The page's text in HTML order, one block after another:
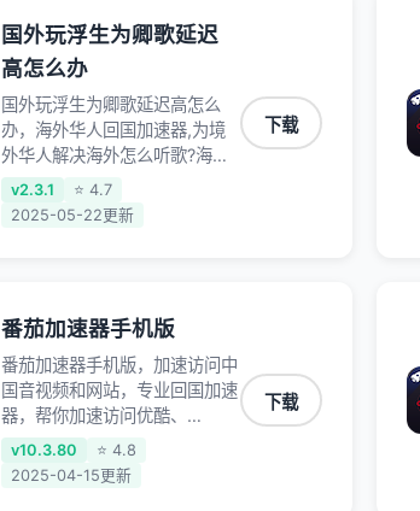
国外玩浮生为卿歌延迟
高怎么办
国外玩浮生为卿歌延迟高怎么
办，海外华人回国加速器,为境
外华人解决海外怎么听歌?海外
怎么看剧?海外怎么玩游戏不卡
等境外难题,全球回国稳定国内
v2.3.1
⭐ 4.7
2025-05-22更新
下载
番茄加速器手机版
番茄加速器手机版，加速访问中
国音视频和网站，专业回国加速
器，帮你加速访问优酷、
bilibili、腾讯视频、爱奇艺等，
加速国服游戏，例如原神、阴阳
v10.3.80
⭐ 4.8
2025-04-15更新
下载